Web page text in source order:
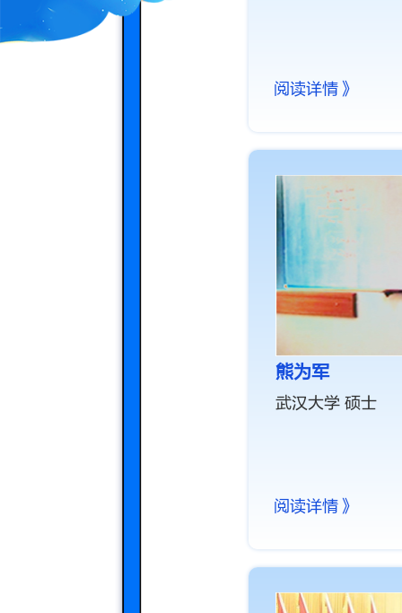
阅读详情》
熊为军
武汉大学 硕士
阅读详情》